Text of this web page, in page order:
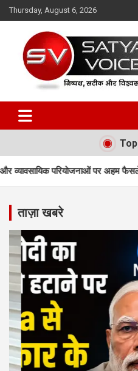
Skip
to
Thursday, August 6, 2026
Satya Voice
पर अहम फैसले PM मोदी का
ताज़ा खबरे